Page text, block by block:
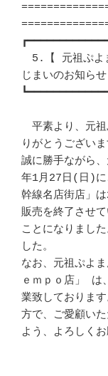
5.【 元祖ぷよ
じまいのお知らせ
平素より、元祖
りがとうござ
誠に勝手ながら
年1月27日(日)に
幹線名店街店」
販売を終了させ
ことになりまし
した。
なお、元祖ぷよ
ｅｍｐｏ店」 は
業致しておりま
方で、ご愛顧い
よう、よろしく